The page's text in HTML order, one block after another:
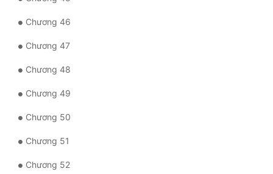
Chương 46
Chương 47
Chương 48
Chương 49
Chương 50
Chương 51
Chương 52